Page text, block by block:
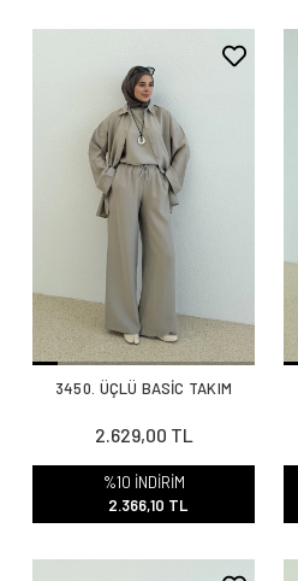
3450. ÜÇLÜ BASİC TAKIM
2.629,00 TL
%10 İNDİRİM
2.366,10 TL